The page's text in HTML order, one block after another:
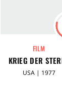
FILM
KRIEG DER
USA | 1977